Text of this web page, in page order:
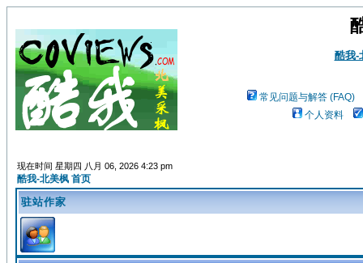
酷我-
常见问题与解答 (FAQ)
个人资料
现在时间 星期四 八月 06, 2026 4:23 pm
酷我-北美枫 首页
驻站作家